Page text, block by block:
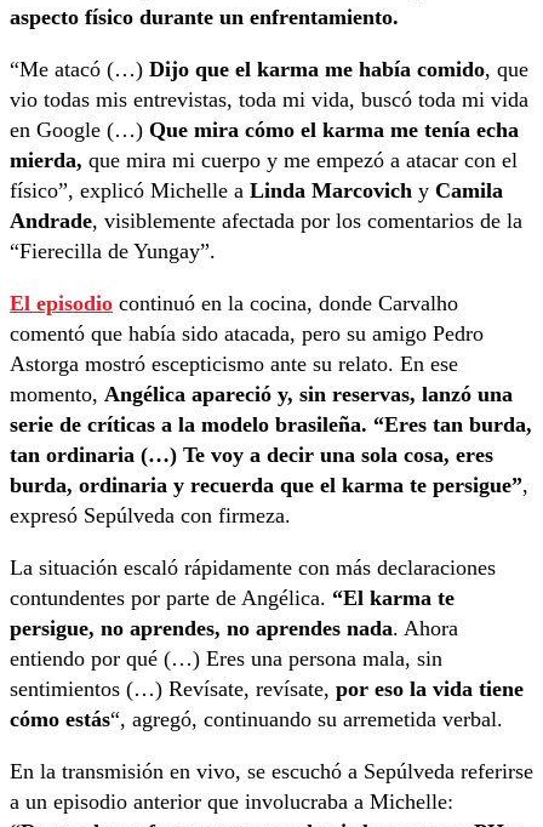
aspecto físico durante un enfrentamiento.
“Me atacó (…) Dijo que el karma me había comido, que
vio todas mis entrevistas, toda mi vida, buscó toda mi vida
en Google (…) Que mira cómo el karma me tenía echa
mierda, que mira mi cuerpo y me empezó a atacar con el
físico”, explicó Michelle a Linda Marcovich y Camila
Andrade, visiblemente afectada por los comentarios de la
“Fierecilla de Yungay”.
El episodio continuó en la cocina, donde Carvalho
comentó que había sido atacada, pero su amigo Pedro
Astorga mostró escepticismo ante su relato. En ese
momento, Angélica apareció y, sin reservas, lanzó una
serie de críticas a la modelo brasileña. “Eres tan burda,
tan ordinaria (…) Te voy a decir una sola cosa, eres
burda, ordinaria y recuerda que el karma te persigue”,
expresó Sepúlveda con firmeza.
La situación escaló rápidamente con más declaraciones
contundentes por parte de Angélica. “El karma te
persigue, no aprendes, no aprendes nada. Ahora
entiendo por qué (…) Eres una persona mala, sin
sentimientos (…) Revísate, revísate, por eso la vida tiene
cómo estás“, agregó, continuando su arremetida verbal.
En la transmisión en vivo, se escuchó a Sepúlveda referirse
a un episodio anterior que involucraba a Michelle: